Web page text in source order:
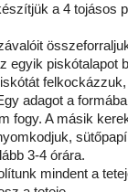
a 4 tojásos
egyik piskótalapot
adagot a
fogy. A másik
3-4 órára.
mindent a